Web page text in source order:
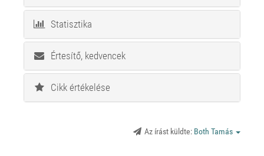
Statisztika
Értesítő, kedvencek
Cikk értékelése
Az írást küldte: Both Tamás